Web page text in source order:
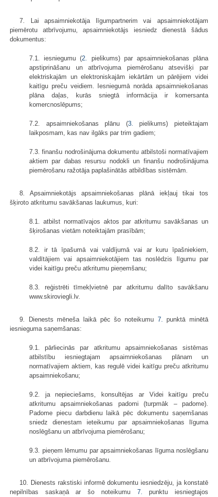
7. Lai apsaimniekotāja līgumpartnerim vai apsaimniekotājam
piemērotu atbrīvojumu, apsaimniekotājs iesniedz dienestā šādus
dokumentus:
7.1. iesniegumu (2. pielikums) par apsaimniekošanas plāna
apstiprināšanu un atbrīvojuma piemērošanu atsevišķi par
elektriskajām un elektroniskajām iekārtām un pārējiem videi
kaitīgu preču veidiem. Iesniegumā norāda apsaimniekošanas
plāna daļas, kurās sniegtā informācija ir komersanta
komercnoslēpums;
7.2. apsaimniekošanas plānu (3. pielikums) pieteiktajam
laikposmam, kas nav ilgāks par trim gadiem;
7.3. finanšu nodrošinājuma dokumentu atbilstoši normatīvajiem
aktiem par dabas resursu nodokli un finanšu nodrošinājuma
piemērošanu ražotāja paplašinātās atbildības sistēmām.
8. Apsaimniekotājs apsaimniekošanas plānā iekļauj tikai tos
šķiroto atkritumu savākšanas laukumus, kuri:
8.1. atbilst normatīvajos aktos par atkritumu savākšanas un
šķirošanas vietām noteiktajām prasībām;
8.2. ir tā īpašumā vai valdījumā vai ar kuru īpašniekiem,
valdītājiem vai apsaimniekotājiem tas noslēdzis līgumu par
videi kaitīgu preču atkritumu pieņemšanu;
8.3. reģistrēti tīmekļvietnē par atkritumu dalīto savākšanu
www.skiroviegli.lv.
9. Dienests mēneša laikā pēc šo noteikumu 7. punktā minētā
iesnieguma saņemšanas:
9.1. pārliecinās par atkritumu apsaimniekošanas sistēmas
atbilstību iesniegtajam apsaimniekošanas plānam un
normatīvajiem aktiem, kas regulē videi kaitīgu preču atkritumu
apsaimniekošanu;
9.2. ja nepieciešams, konsultējas ar Videi kaitīgu preču
atkritumu apsaimniekošanas padomi (turpmāk – padome).
Padome piecu darbdienu laikā pēc dokumentu saņemšanas
sniedz dienestam ieteikumu par apsaimniekošanas līguma
noslēgšanu un atbrīvojuma piemērošanu;
9.3. pieņem lēmumu par apsaimniekošanas līguma noslēgšanu
un atbrīvojuma piemērošanu.
10. Dienests rakstiski informē dokumentu iesniedzēju, ja konstatē
nepilnības saskaņā ar šo noteikumu 7. punktu iesniegtajos